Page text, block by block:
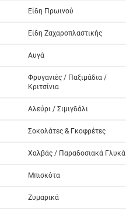
Είδη Πρωινού
Είδη Ζαχαροπλαστικής
Αυγά
Φρυγανιές / Παξιμάδια /
Κριτσίνια
Αλεύρι / Σιμιγδάλι
Σοκολάτες & Γκοφρέτες
Χαλβάς / Παραδοσιακά Γλυκά
Μπισκότα
Ζυμαρικά